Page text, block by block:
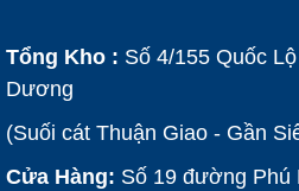
Tổng Kho : Số 4/155 Quốc
Dương
(Suối cát Thuận Giao - Gần
Cửa Hàng: Số 19 đường Phú